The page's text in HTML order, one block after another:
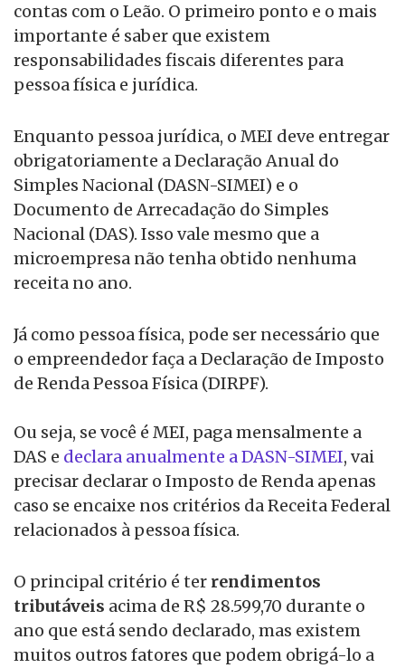
contas com o Leão. O primeiro ponto e o mais
importante é saber que existem
responsabilidades fiscais diferentes para
pessoa física e jurídica.
Enquanto pessoa jurídica, o MEI deve entregar
obrigatoriamente a Declaração Anual do
Simples Nacional (DASN-SIMEI) e o
Documento de Arrecadação do Simples
Nacional (DAS). Isso vale mesmo que a
microempresa não tenha obtido nenhuma
receita no ano.
Já como pessoa física, pode ser necessário que
o empreendedor faça a Declaração de Imposto
de Renda Pessoa Física (DIRPF).
Ou seja, se você é MEI, paga mensalmente a
DAS e declara anualmente a DASN-SIMEI, vai
precisar declarar o Imposto de Renda apenas
caso se encaixe nos critérios da Receita Federal
relacionados à pessoa física.
O principal critério é ter rendimentos
tributáveis acima de R$ 28.599,70 durante o
ano que está sendo declarado, mas existem
muitos outros fatores que podem obrigá-lo a